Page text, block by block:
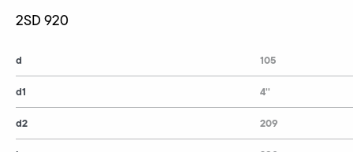
2SD 920
d
d1
d2
105
4''
209